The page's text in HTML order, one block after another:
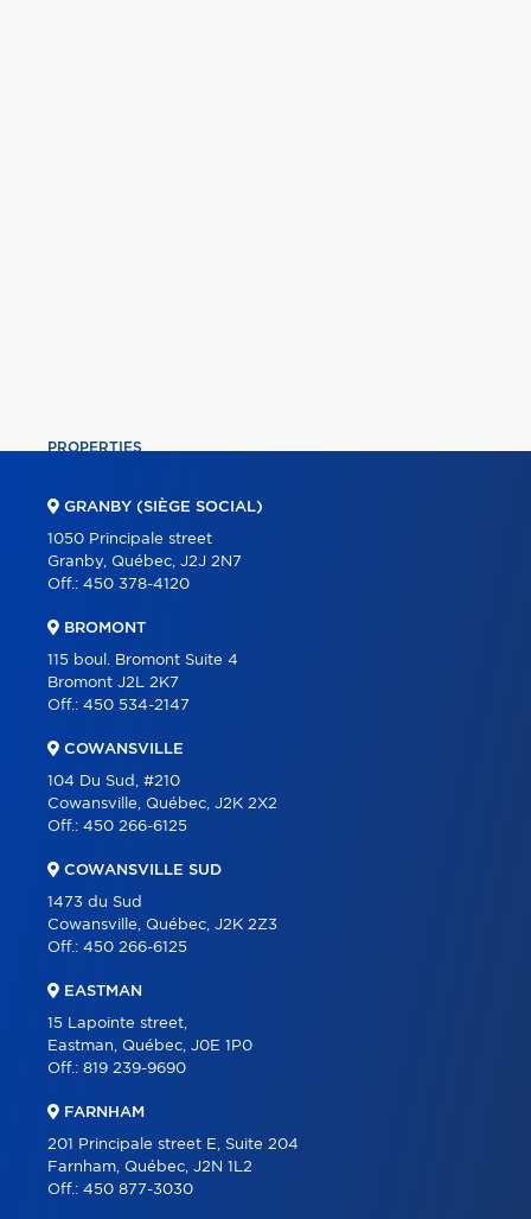
PROPERTIES
ABOUT
PARTNERS
CONTACT
GRANBY (SIÈGE SOCIAL)
1050 Principale street
Granby, Québec, J2J 2N7
Off.: 450 378-4120
BROMONT
115 boul. Bromont Suite 4
Bromont J2L 2K7
Off.: 450 534-2147
COWANSVILLE
104 Du Sud, #210
Cowansville, Québec, J2K 2X2
Off.: 450 266-6125
COWANSVILLE SUD
1473 du Sud
Cowansville, Québec, J2K 2Z3
Off.: 450 266-6125
EASTMAN
15 Lapointe street,
Eastman, Québec, J0E 1P0
Off.: 819 239-9690
FARNHAM
201 Principale street E, Suite 204
Farnham, Québec, J2N 1L2
Off.: 450 877-3030